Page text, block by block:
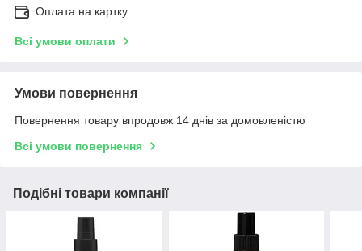
Оплата на картку
Всі умови оплати
Умови повернення
Повернення товару впродовж 14 днів за домовленістю
Всі умови повернення
Подібні товари компанії